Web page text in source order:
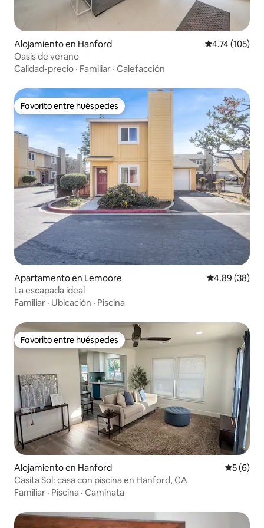
Alojamiento en Hanford Calificación
4.74 (105)
Oasis de verano
Calidad-precio · Familiar · Calefacción
Favorito entre huéspedes
Favorito entre huéspedes
Apartamento en Lemoore Calificación
4.89 (38)
La escapada ideal
Familiar · Ubicación · Piscina
Favorito entre huéspedes
Favorito entre huéspedes
Alojamiento en Hanford
5 (6)
Casita Sol: casa con piscina en Hanford, CA
Familiar · Piscina · Caminata